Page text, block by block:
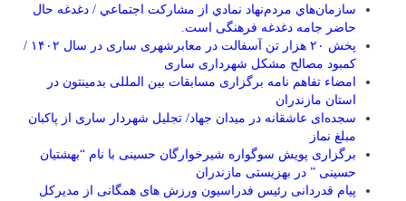
سازمان‌هاي مردم‌نهاد نمادي از مشاركت اجتماعي / دغدغه حال
حاضر جامه دغدغه فرهنگی است.
پخش ۲۰ هزار تن آسفالت در معابرشهری ساری در سال ۱۴۰۲ /
کمبود مصالح مشکل شهرداری ساری
امضاء تفاهم نامه برگزاری مسابقات بین المللی بدمینتون در
استان مازندران
سجده‌ای عاشقانه در میدان جهاد/ تجلیل شهردار ساری از پاکبان
مبلغ نماز
برگزاری پویش سوگواره شیرخوارگان حسینی با نام “بهشتیان
حسینی ” در بهزیستی مازندران
پیام قدردانی رئیس فدراسیون ورزش های همگانی از مدیرکل